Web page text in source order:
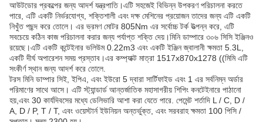
আউটডোর প্রকল্পের জন্য আদর্শ যন্ত্রপাতি।এটি সহজেই বিভিন্ন উপকরণ পরিচালনা করতে
পারে, এটি একটি নির্ভরযোগ্য, শক্তিশালী এবং দক্ষ মেশিনের প্রয়োজন তাদের জন্য এটি একটি
নিখুঁত পছন্দ করে তোলে। এর ভ্রমণ মোটর 805Nm এর সর্বোচ্চ টর্ক উত্পন্ন করে, এটি
সবচেয়ে কঠিন কাজ পরিচালনা করার জন্য পর্যাপ্ত শক্তি দেয়।মিনি ডাম্পারে ৩০৬ সিসি ইঞ্জিনও
রয়েছে।এটি একটি কন্টেইনার ভলিউম 0.22m3 এবং একটি ইঞ্জিন জ্বালানী ক্ষমতা 5.3L,
একটি দীর্ঘ অপারেশন সময় প্রস্তাব।এর কম্প্যাক্ট মাত্রা 1517x870x1278 ((মিমি এটি
সংকীর্ণ স্থান জন্য আদর্শ করে তোলে.
টরস মিনি ডাম্পার সিই, ইপিএ, এবং ইউরো 5 দ্বারা সার্টিফাইড এবং 1 এর সর্বনিম্ন অর্ডার
পরিমাণের সাথে আসে। এটি স্ট্যান্ডার্ড আন্তর্জাতিক মহাসাগরীয় শিপিং কনটেইনারে পাঠানো
হয়,এবং 30 কার্যদিবসের মধ্যে ডেলিভারি আশা করা যেতে পারে. পেমেন্ট শর্তাদি L / C, D /
A, D / P, T / T, এবং ওয়েস্টার্ন ইউনিয়ন অন্তর্ভুক্ত, এবং সরবরাহ ক্ষমতা 100 পিসি /